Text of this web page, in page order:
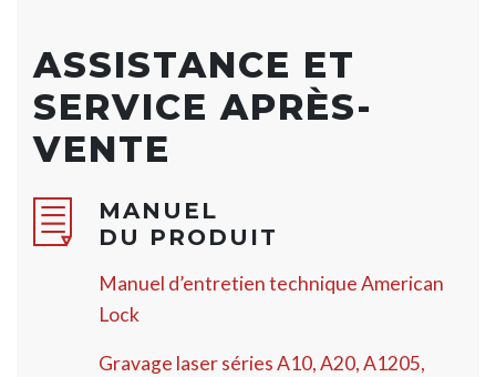
ASSISTANCE ET
SERVICE APRÈS-
VENTE
MANUEL
DU PRODUIT
Manuel d’entretien technique American
Lock
Gravage laser séries A10, A20, A1205,